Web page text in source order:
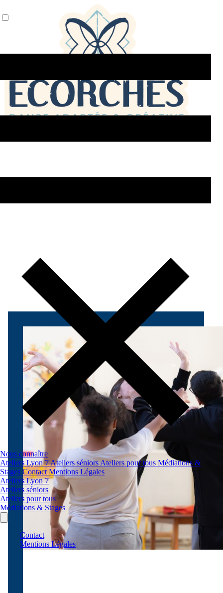
Nous connaître
Ateliers Lyon 7Ateliers séniorsAteliers pour tous Médiations &
Stages Contact Mentions Légales
Ateliers Lyon 7
Ateliers séniors
Ateliers pour tous
Médiations & Stages
Contact
Mentions Légales